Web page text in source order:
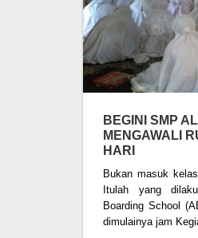
BEGINI SMP
MENGAWALI
HARI
Bukan masuk
Itulah yang
Boarding School
dimulainya jam